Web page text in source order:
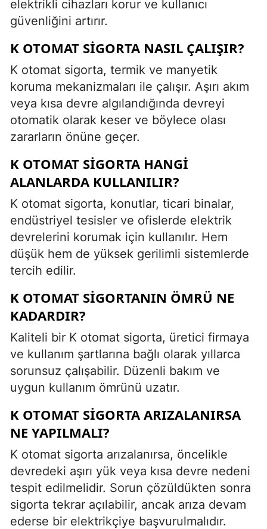
elektrikli cihazları korur ve kullanıcı
güvenliğini artırır.
K OTOMAT SIGORTA NASIL ÇALIŞIR?
K otomat sigorta, termik ve manyetik
koruma mekanizmaları ile çalışır. Aşırı akım
veya kısa devre algılandığında devreyi
otomatik olarak keser ve böylece olası
zararların önüne geçer.
K OTOMAT SIGORTA HANGI
ALANLARDA KULLANILIR?
K otomat sigorta, konutlar, ticari binalar,
endüstriyel tesisler ve ofislerde elektrik
devrelerini korumak için kullanılır. Hem
düşük hem de yüksek gerilimli sistemlerde
tercih edilir.
K OTOMAT SIGORTANIN ÖMRÜ NE
KADARDIR?
Kaliteli bir K otomat sigorta, üretici firmaya
ve kullanım şartlarına bağlı olarak yıllarca
sorunsuz çalışabilir. Düzenli bakım ve
uygun kullanım ömrünü uzatır.
K OTOMAT SIGORTA ARIZALANIRSA
NE YAPILMALI?
K otomat sigorta arızalanırsa, öncelikle
devredeki aşırı yük veya kısa devre nedeni
tespit edilmelidir. Sorun çözüldükten sonra
sigorta tekrar açılabilir, ancak arıza devam
ederse bir elektrikçiye başvurulmalıdır.